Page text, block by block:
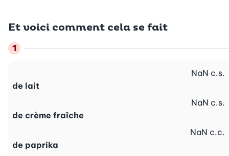
Et voici comment cela se fait
de lait
NaN c.s.
de crème fraîche
NaN c.s.
de paprika
NaN c.c.